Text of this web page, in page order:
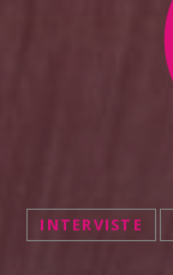
INTERVISTE